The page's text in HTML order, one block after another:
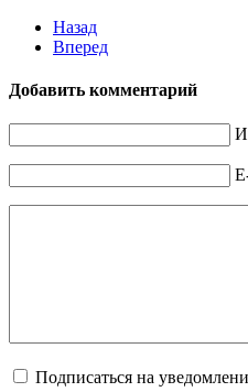
Назад
Вперед
Добавить комментарий
Подписаться на